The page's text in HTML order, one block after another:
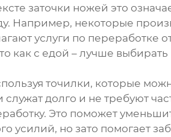
заточки ножей это
Например, некоторые
услуги по переработке
как с едой – лучше
точилки, которые
долго и не требуют
Это поможет
усилий, но зато помогает